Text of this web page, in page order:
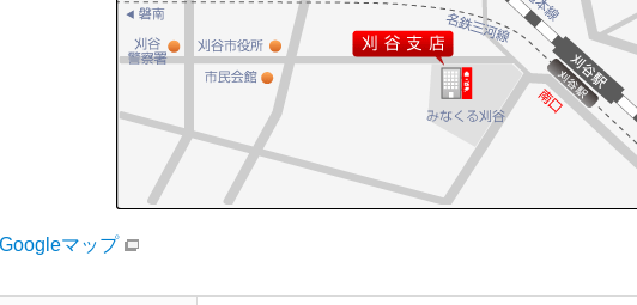
Googleマップ